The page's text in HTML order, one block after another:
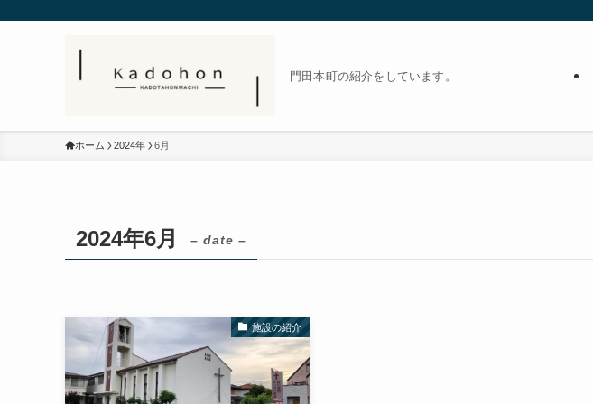
門田本町の紹介をしています。
ホーム 2024年 6月
2024年6月 – date –
施設の紹介